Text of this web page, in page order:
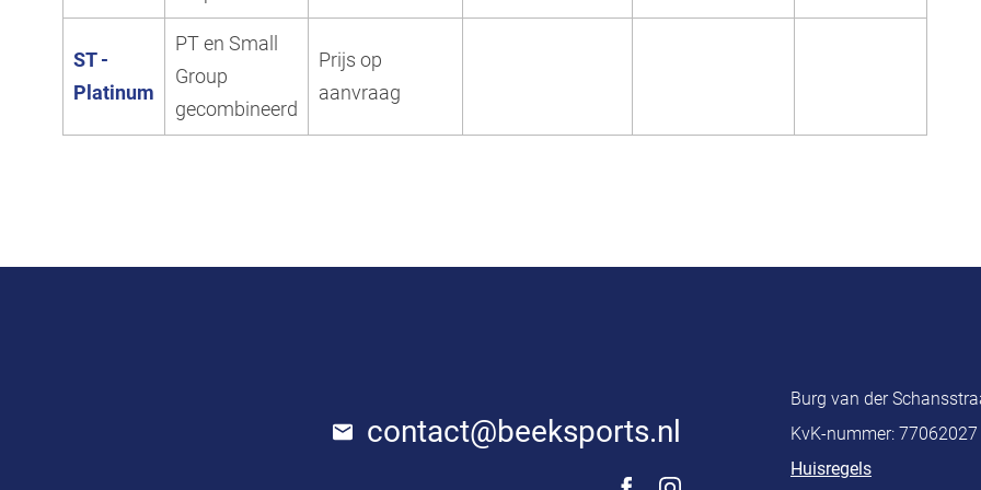
ST -
Platinum
PT en Small
Group
gecombineerd
Prijs op
aanvraag
contact@beeksports.nl
Burg van der
KvK-nummer: 77062027
Huisregels